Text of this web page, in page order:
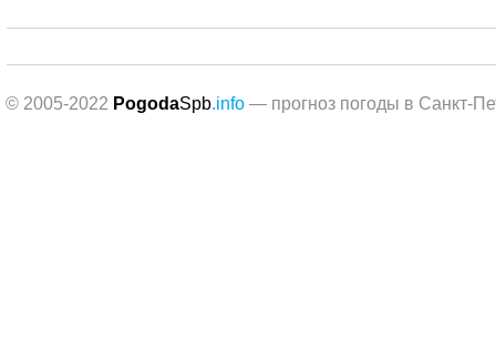
© 2005-2022 PogodaSpb.info — прогноз погоды в Санкт-